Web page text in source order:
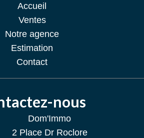
Accueil
Ventes
Notre agence
Estimation
Contact
nous
Dom'Immo
2 Place Dr Roclore